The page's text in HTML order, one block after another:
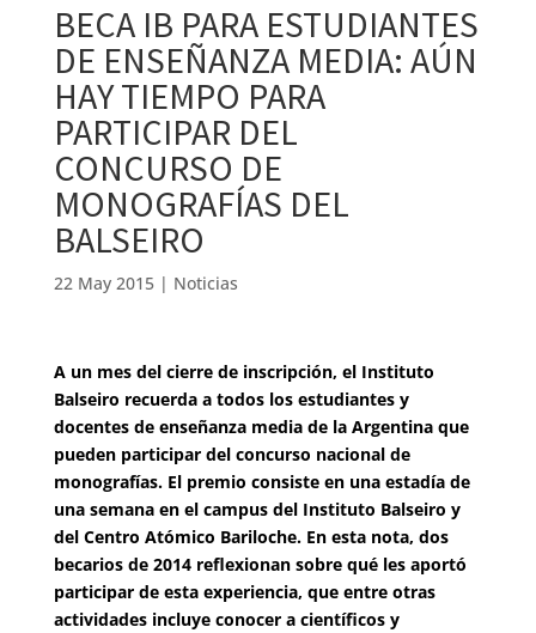
BECA IB PARA ESTUDIANTES
DE ENSEÑANZA MEDIA: AÚN
HAY TIEMPO PARA
PARTICIPAR DEL
CONCURSO DE
MONOGRAFÍAS DEL
BALSEIRO
22 May 2015| Noticias
A un mes del cierre de inscripción, el Instituto
Balseiro recuerda a todos los estudiantes y
docentes de enseñanza media de la Argentina que
pueden participar del concurso nacional de
monografías. El premio consiste en una estadía de
una semana en el campus del Instituto Balseiro y
del Centro Atómico Bariloche. En esta nota, dos
becarios de 2014 reflexionan sobre qué les aportó
participar de esta experiencia, que entre otras
actividades incluye conocer a científicos y